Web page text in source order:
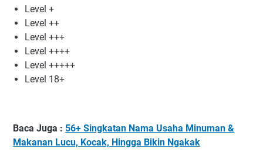
Level +
Level ++
Level +++
Level ++++
Level +++++
Level 18+
Baca Juga : 56+ Singkatan Nama Usaha Minuman &
Makanan Lucu, Kocak, Hingga Bikin Ngakak